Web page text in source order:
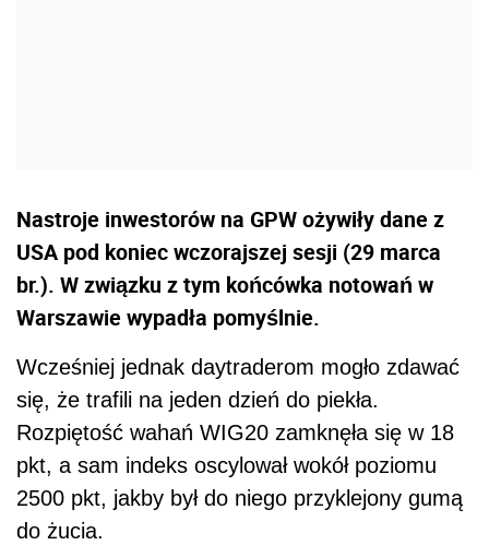
Nastroje inwestorów na GPW ożywiły dane z
USA pod koniec wczorajszej sesji (29 marca
br.). W związku z tym końcówka notowań w
Warszawie wypadła pomyślnie.
Wcześniej jednak daytraderom mogło zdawać
się, że trafili na jeden dzień do piekła.
Rozpiętość wahań WIG20 zamknęła się w 18
pkt, a sam indeks oscylował wokół poziomu
2500 pkt, jakby był do niego przyklejony gumą
do żucia.